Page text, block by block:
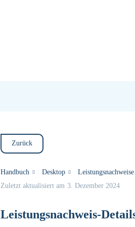
Zurück
Handbuch Desktop Leistungsnachweise
Leistungsnachweis-
Zuletzt aktualisiert am 3. Dezember 2024